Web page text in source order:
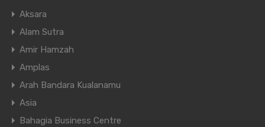
Aksara
Alam Sutra
Amir Hamzah
Amplas
Arah Bandara Kualanamu
Asia
Bahagia Business Centre